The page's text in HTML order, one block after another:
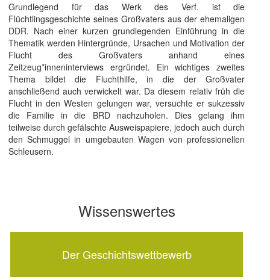
Grundlegend für das Werk des Verf. ist die
Flüchtlingsgeschichte seines Großvaters aus der ehemaligen
DDR. Nach einer kurzen grundlegenden Einführung in die
Thematik werden Hintergründe, Ursachen und Motivation der
Flucht des Großvaters anhand eines
Zeitzeug*inneninterviews ergründet. Ein wichtiges zweites
Thema bildet die Fluchthilfe, in die der Großvater
anschließend auch verwickelt war. Da diesem relativ früh die
Flucht in den Westen gelungen war, versuchte er sukzessiv
die Familie in die BRD nachzuholen. Dies gelang ihm
teilweise durch gefälschte Ausweispapiere, jedoch auch durch
den Schmuggel in umgebauten Wagen von professionellen
Schleusern.
Wissenswertes
Der Geschichtswettbewerb